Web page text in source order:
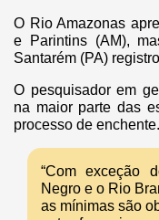
O Rio Amazonas
e Parintins (AM),
Santarém (PA)
O pesquisador em
na maior parte das
processo de enchente.
“Com exceção
Negro e o Rio
as mínimas são